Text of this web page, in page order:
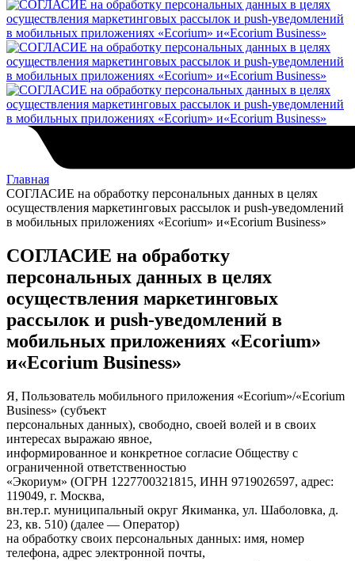
Главная
СОГЛАСИЕ на обработку персональных данных в целях
осуществления маркетинговых рассылок и push-уведомлений
в мобильных приложениях «Ecorium» и«Ecorium Business»
СОГЛАСИЕ на обработку
персональных данных в целях
осуществления маркетинговых
рассылок и push-уведомлений в
мобильных приложениях «Ecorium»
и«Ecorium Business»
Я, Пользователь мобильного приложения «Ecorium»/«Ecorium
Business» (субъект
персональных данных), свободно, своей волей и в своих
интересах выражаю явное,
информированное и конкретное согласие Обществу с
ограниченной ответственностью
«Экориум» (ОГРН 1227700321815, ИНН 9719026597, адрес:
119049, г. Москва,
вн.тер.г. муниципальный округ Якиманка, ул. Шаболовка, д.
23, кв. 510) (далее — Оператор)
на обработку своих персональных данных: имя, номер
телефона, адрес электронной почты,